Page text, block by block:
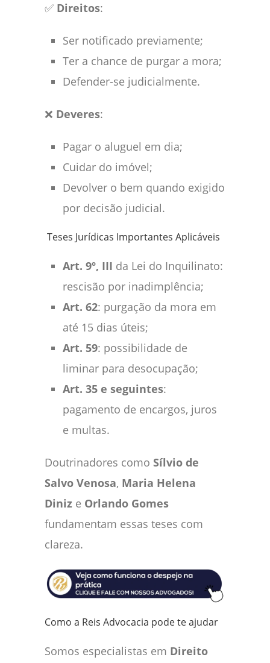
✅ Direitos:
Ser notificado previamente;
Ter a chance de purgar a mora;
Defender-se judicialmente.
❌ Deveres:
Pagar o aluguel em dia;
Cuidar do imóvel;
Devolver o bem quando exigido
por decisão judicial.
Teses Jurídicas Importantes Aplicáveis
Art. 9º, III da Lei do Inquilinato:
rescisão por inadimplência;
Art. 62: purgação da mora em
até 15 dias úteis;
Art. 59: possibilidade de
liminar para desocupação;
Art. 35 e seguintes:
pagamento de encargos, juros
e multas.
Doutrinadores como Sílvio de
Salvo Venosa, Maria Helena
Diniz e Orlando Gomes
fundamentam essas teses com
clareza.
Como a Reis Advocacia pode te ajudar
Somos especialistas em Direito